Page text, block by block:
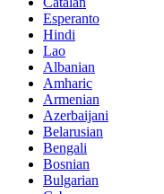
Esperanto
Hindi
Lao
Albanian
Amharic
Armenian
Azerbaijani
Belarusian
Bengali
Bosnian
Bulgarian